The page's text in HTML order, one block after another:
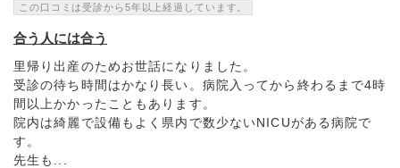
この口コミは受診から5年以上経過しています。
合う人には合う
里帰り出産のためお世話になりました。
受診の待ち時間はかなり長い。病院入ってから終わるまで4時
間以上かかったこともあります。
院内は綺麗で設備もよく県内で数少ないNICUがある病院で
す。
先生も...